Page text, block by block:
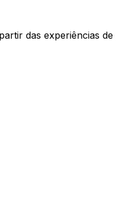
das experiências de